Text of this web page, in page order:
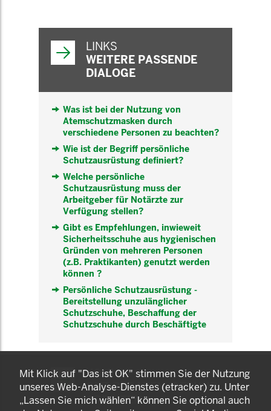
LINKS
WEITERE PASSENDE
DIALOGE
Was ist bei der Nutzung von
Atemschutzmasken durch
verschiedene Personen zu beachten?
Wie ist der Begriff persönliche
Schutzausrüstung definiert?
Welche persönliche
Schutzausrüstung muss der
Arbeitgeber für Notärzte zur
Verfügung stellen?
Gibt es Empfehlungen, inwieweit
Sicherheitsschuhe aus hygienischen
Gründen von mehreren Personen
(z.B. Praktikanten) genutzt werden
können ?
Persönliche Schutzausrüstung -
Bereitstellung unzulänglicher
Schutzschuhe, Beschaffung der
Schutzschuhe durch Beschäftigte
KOMNET
GUT BERATEN. GESUND
ARBEITEN.
Mit Klick auf "Das ist OK" stimmen Sie der Nutzung
unseres Web-Analyse-Dienstes (etracker) zu. Unter
„Lassen Sie mich wählen“ können Sie optional auch